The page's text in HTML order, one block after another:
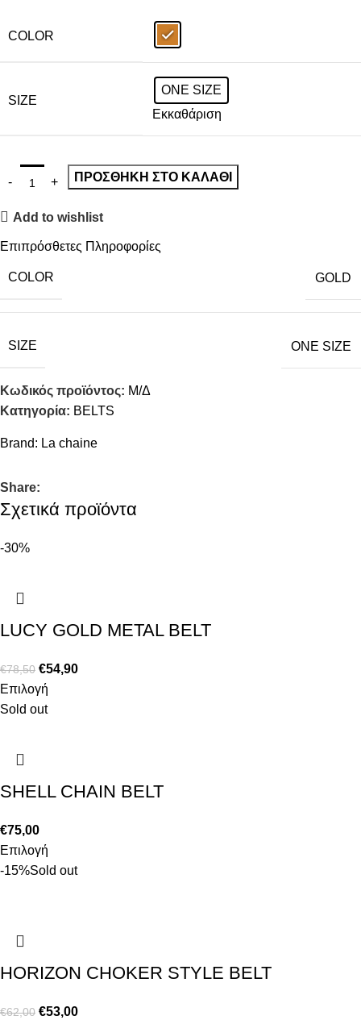
COLOR
SIZE
ONE SIZE
Εκκαθάριση
ΠΡΟΣΘΉΚΗ ΣΤΟ ΚΑΛΆΘΙ
Add to wishlist
Επιπρόσθετες Πληροφορίες
COLOR GOLD
SIZE ONE SIZE
Κωδικός προϊόντος: Μ/Δ
Κατηγορία: BELTS
Brand: La chaine
Share:
Σχετικά προϊόντα
-30%
LUCY GOLD METAL BELT
€78,50 €54,90
Επιλογή
Sold out
SHELL CHAIN BELT
€75,00
Επιλογή
-15%Sold out
HORIZON CHOKER STYLE BELT
€62,00 €53,00